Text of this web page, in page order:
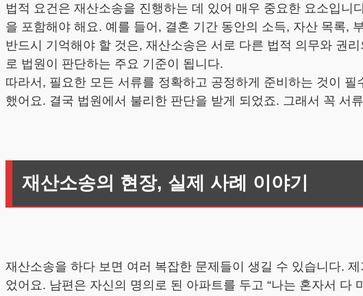
법적 요건은 재산소송을 진행하는 데 있어 매우 중요한 요소입
을 포함해야 해요. 예를 들어, 결혼 기간 동안의 소득, 자산 목록,
반드시 기억해야 할 것은, 재산소송은 서로 다른 법적 의무와 권
로 법원이 판단하는 주요 기준이 됩니다.
따라서, 필요한 모든 서류를 정확하고 공정하게 준비하는 것이
했어요. 결국 법원에서 불리한 판단을 받게 되었죠. 그래서 꼭 서
재산소송의 현장, 실제 사례 이야기
재산소송을 하다 보면 여러 복잡한 문제들이 생길 수 있습니다.
었어요. 남편은 자신의 명의로 된 아파트를 두고 “나는 혼자서 다